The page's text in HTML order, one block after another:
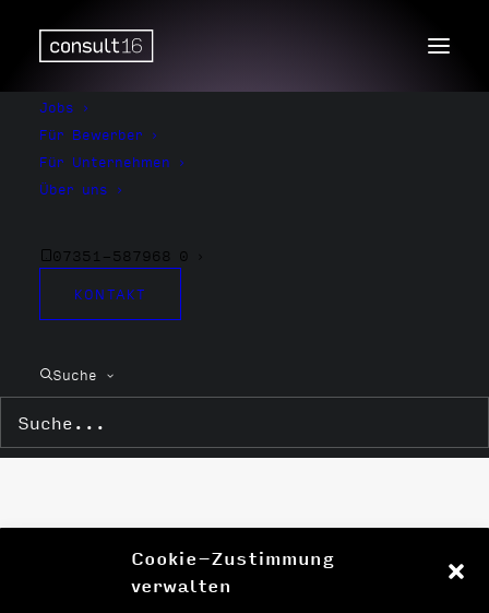
Cookie-Zustimmung
verwalten
Jobs
Für Bewerber
Für Unternehmen
Über uns
07351-587968 0
KONTAKT
Suche
Abteilungsleitung